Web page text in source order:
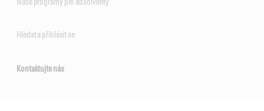
Hledat a přihlásit se
Kontaktujte nás